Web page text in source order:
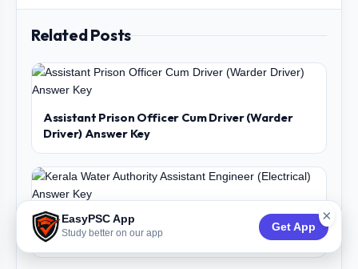
EasyPSC App
Study better on our app
Get App
×
Related Posts
Assistant Prison Officer Cum Driver (Warder
Driver) Answer Key
Kerala Water Authority Assistant Engineer
(Electrical) Answer Key